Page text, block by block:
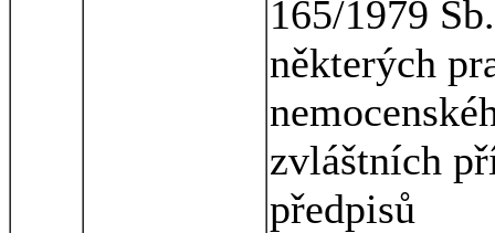
165/1979
některých
zvláštních
předpisů